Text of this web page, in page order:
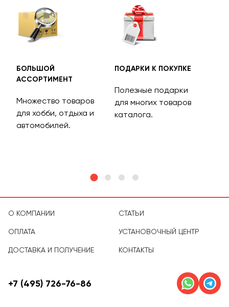
БОЛЬШОЙ
АССОРТИМЕНТ
Множество товаров
для хобби, отдыха и
автомобилей.
ПОДАРКИ К ПОКУПКЕ
Полезные подарки
для многих товаров
каталога.
О КОМПАНИИ
ОПЛАТА
ДОСТАВКА И ПОЛУЧЕНИЕ
СТАТЬИ
УСТАНОВОЧНЫЙ ЦЕНТР
КОНТАКТЫ
+7 (495) 726-76-86